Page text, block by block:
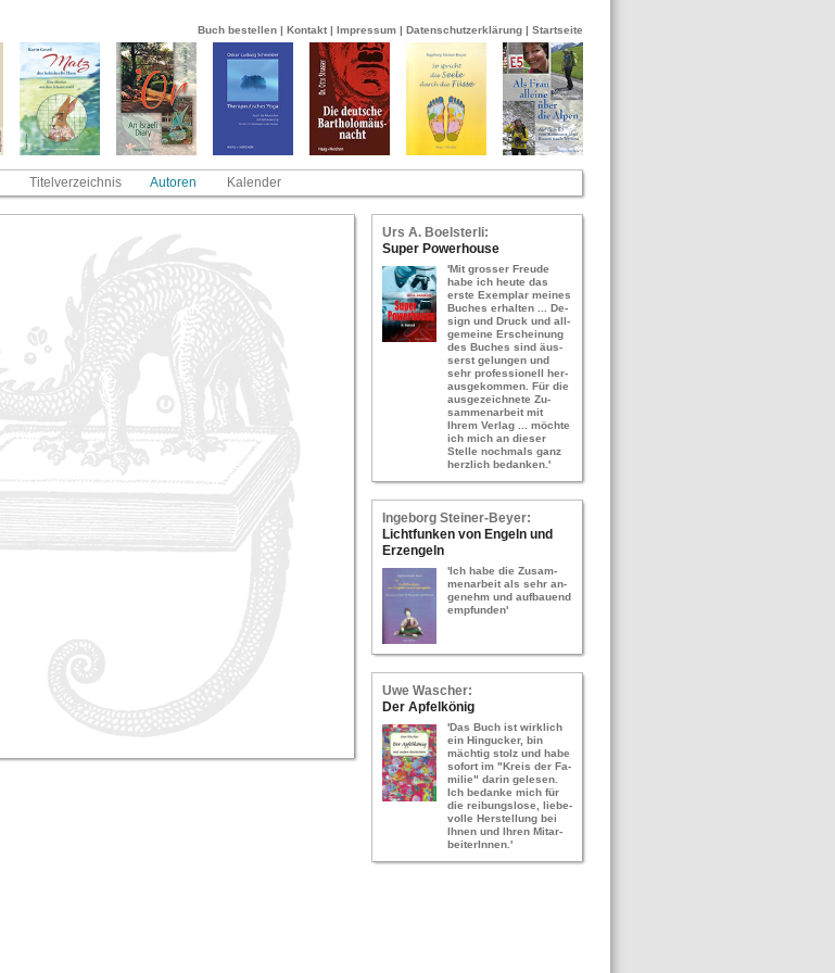
Buch bestellen | Kontakt | Impressum | Datenschutzerklärung | Startseite
Titelverzeichnis Autoren Kalender
Urs A. Bo­els­ter­li:
Super Power­hou­se
'Mit gros­ser Freu­de
habe ich heute das
erste Ex­em­plar mei­nes
Bu­ches er­hal­ten ... De­
sign und Druck und all­
ge­mei­ne Er­schei­nung
des Bu­ches sind äus­
serst ge­lun­gen und
sehr pro­fes­sio­nell her­
aus­ge­kom­men. Für die
aus­ge­zeich­ne­te Zu­
sam­men­ar­beit mit
Ihrem Ver­lag ... möch­te
ich mich an die­ser
Stel­le noch­mals ganz
herz­lich be­dan­ken.'
In­ge­borg Stei­ner-​Bey­er:
Licht­fun­ken von En­geln und
Erz­en­geln
'Ich habe die Zu­sam­
men­ar­beit als sehr an­
ge­nehm und auf­bau­end
emp­fun­den'
Uwe Wa­scher:
Der Ap­fel­kö­nig
'Das Buch ist wirk­lich
ein Hin­gu­cker, bin
mäch­tig stolz und habe
so­fort im "Kreis der Fa­
mi­lie" darin ge­le­sen.
Ich be­dan­ke mich für
die rei­bungs­lo­se, lie­be­
vol­le Her­stel­lung bei
Ihnen und Ihren Mit­ar­
bei­te­rIn­nen.'